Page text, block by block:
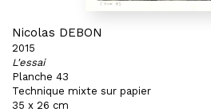
Nicolas DEBON
2015
L'essai
Planche 43
Technique mixte sur papier
35 x 26 cm